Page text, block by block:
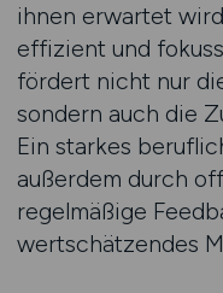
ihnen erwartet
effizient und
fördert nicht nur
sondern auch die
Ein starkes
außerdem durch
regelmäßige
wertschätzendes